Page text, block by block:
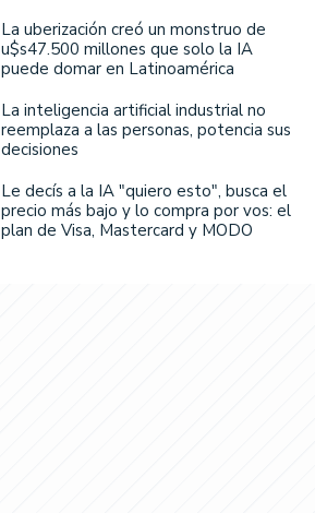
La uberización creó un monstruo de
u$s47.500 millones que solo la IA
puede domar en Latinoamérica
La inteligencia artificial industrial no
reemplaza a las personas, potencia sus
decisiones
Le decís a la IA "quiero esto", busca el
precio más bajo y lo compra por vos: el
plan de Visa, Mastercard y MODO